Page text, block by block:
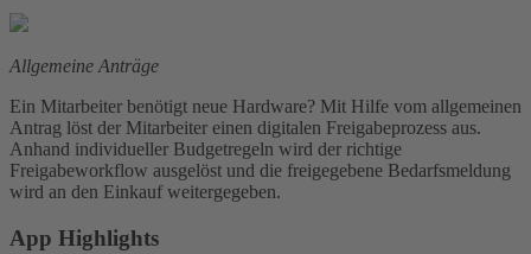
Allgemeine Anträge
Ein Mitarbeiter benötigt neue Hardware? Mit Hilfe vom allgemeinen
Antrag löst der Mitarbeiter einen digitalen Freigabeprozess aus.
Anhand individueller Budgetregeln wird der richtige
Freigabeworkflow ausgelöst und die freigegebene Bedarfsmeldung
wird an den Einkauf weitergegeben.
App Highlights